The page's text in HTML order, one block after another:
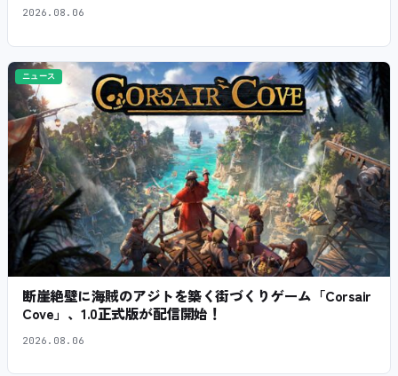
2026.08.06
ニュース
断崖絶壁に海賊のアジトを築く街づくりゲーム「Corsair
Cove」、1.0正式版が配信開始！
2026.08.06